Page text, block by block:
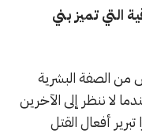
التي تميز بني
من الصفة البشرية
لا ننظر إلى الآخرين
أفعال القتل